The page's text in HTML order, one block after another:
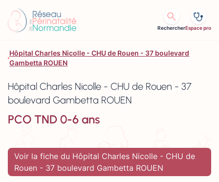
RechercherEspace pro
Hôpital Charles Nicolle - CHU de Rouen - 37 boulevard
Gambetta ROUEN
Hôpital Charles Nicolle - CHU de Rouen - 37
boulevard Gambetta ROUEN
PCO TND 0-6 ans
Voir la fiche du Hôpital Charles Nicolle - CHU de
Rouen - 37 boulevard Gambetta ROUEN